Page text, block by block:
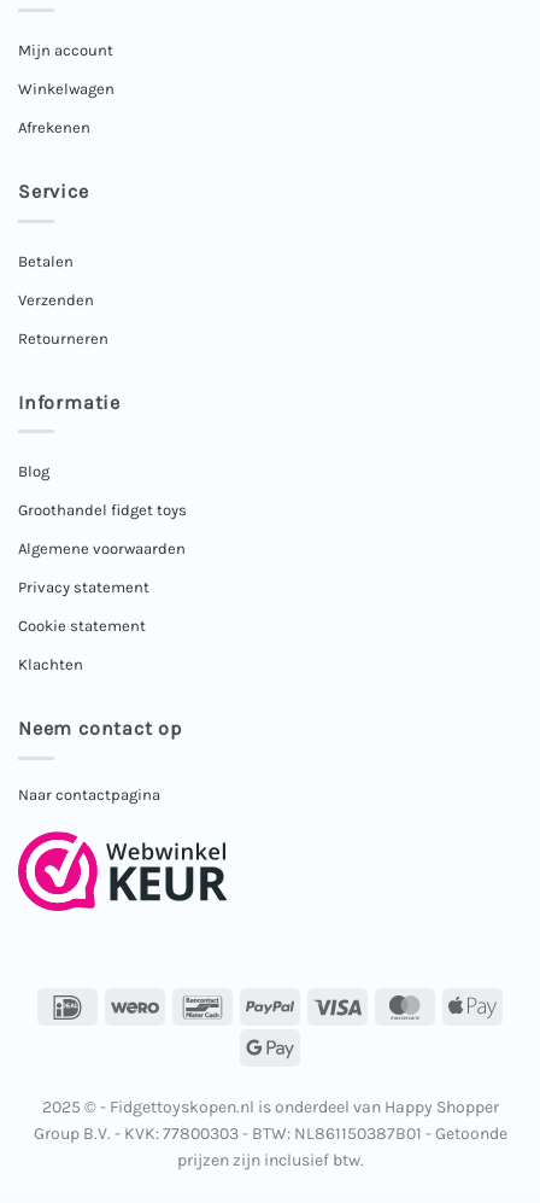
Mijn account
Winkelwagen
Afrekenen
Service
Betalen
Verzenden
Retourneren
Informatie
Blog
Groothandel fidget toys
Algemene voorwaarden
Privacy statement
Cookie statement
Klachten
Neem contact op
Naar contactpagina
IDeal Wero BancontactPayPal Visa MasterCardApple
Google
2025 © - Fidgettoyskopen.nl is onderdeel van Happy Shopper
Group B.V. - KVK: 77800303 - BTW: NL861150387B01 - Getoonde
prijzen zijn inclusief btw.